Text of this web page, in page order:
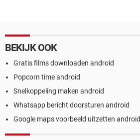
BEKIJK OOK
Gratis films downloaden android
Popcorn time android
Snelkoppeling maken android
Whatsapp bericht doorsturen android
Google maps voorbeeld uitzetten android